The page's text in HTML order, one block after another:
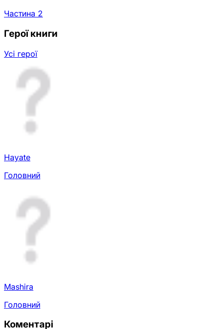
Частина 2
Герої книги
Усі герої
Hayate
Головний
Mashira
Головний
Коментарі